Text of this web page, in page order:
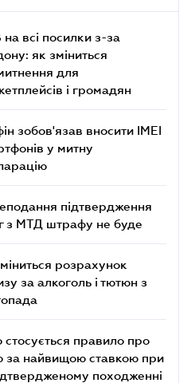
всі посилки з-за
як зміниться
для
і громадян
зобов'язав вносити IMEI
у митну
підтвердження
з МТД штрафу не буде
розрахунок
за алкоголь і тютюн з
стосується правило про
за найвищою ставкою при
походженні